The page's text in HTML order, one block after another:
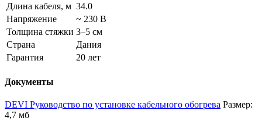
Длина кабеля, м 34.0
Напряжение
~ 230 В
Толщина стяжки 3–5 см
Страна
Дания
Гарантия
20 лет
Документы
DEVI Руководство по установке кабельного обогрева Размер:
4,7 мб